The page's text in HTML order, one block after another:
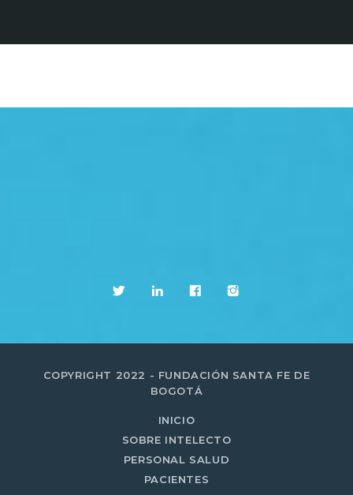
COPYRIGHT 2022 - FUNDACIÓN SANTA FE DE
BOGOTÁ
INICIO
SOBRE INTELECTO
PERSONAL SALUD
PACIENTES